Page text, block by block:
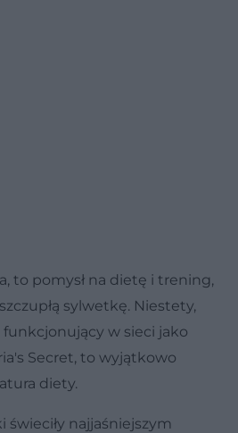
to pomysł na dietę i trening,
sylwetkę. Niestety,
funkcjonujący w sieci jako
Secret, to wyjątkowo
diety.
świeciły najjaśniejszym